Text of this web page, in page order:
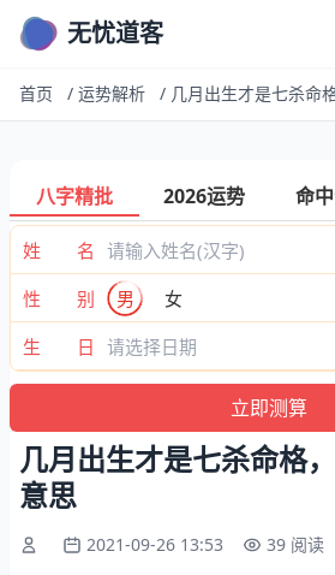
无忧道客
首页 / 运势解析 / 几月出生才是七杀命
八字精批 2026运势 命
姓 名
性 别
男
女
生 日
几月出生才是七杀命格
意思
2021-09-26 13:53 39 阅读